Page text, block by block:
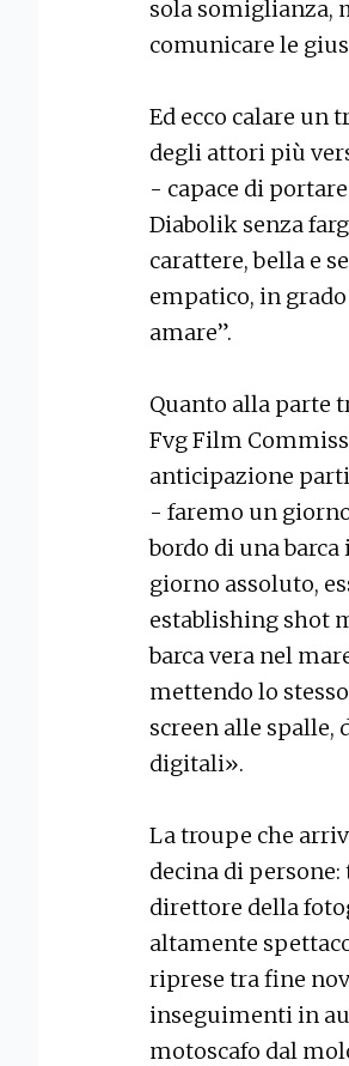
sola somiglianza,
comunicare le
Ed ecco calare un
degli attori più
- capace di
Diabolik senza
carattere, bella e
empatico, in
amare”.
Quanto alla parte
Fvg Film
anticipazione
- faremo un
bordo di una
giorno assoluto,
establishing shot
barca vera nel
mettendo lo
screen alle spalle,
digitali».
La troupe che
decina di
direttore della
altamente
riprese tra fine
inseguimenti in
motoscafo dal